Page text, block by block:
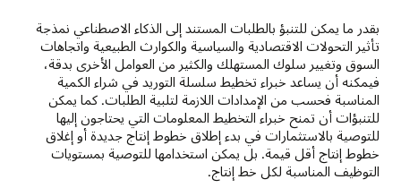
بقدر ما يمكن للتنبؤ بالطلبات المستند إلى الذكاء الاصطناعي نمذجة
تأثير التحولات الاقتصادية والسياسية والكوارث الطبيعية واتجاهات
السوق وتغيير سلوك المستهلك والكثير من العوامل الأخرى بدقة،
فيمكنه أن يساعد خبراء تخطيط سلسلة التوريد في شراء الكمية
المناسبة فحسب من الإمدادات اللازمة لتلبية الطلبات. كما يمكن
للتنبؤات أن تمنح خبراء التخطيط المعلومات التي يحتاجون إليها
للتوصية بالاستثمارات في بدء إطلاق خطوط إنتاج جديدة أو إغلاق
خطوط إنتاج أقل قيمة. بل يمكن استخدامها للتوصية بمستويات
التوظيف المناسبة لكل خط إنتاج.